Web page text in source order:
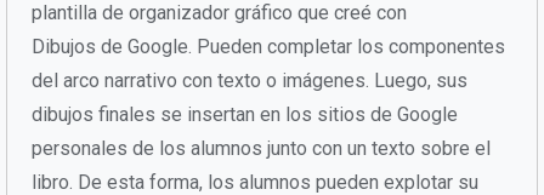
plantilla de organizador gráfico que creé con
Dibujos de Google. Pueden completar los componentes
del arco narrativo con texto o imágenes. Luego, sus
dibujos finales se insertan en los sitios de Google
personales de los alumnos junto con un texto sobre el
libro. De esta forma, los alumnos pueden explotar su